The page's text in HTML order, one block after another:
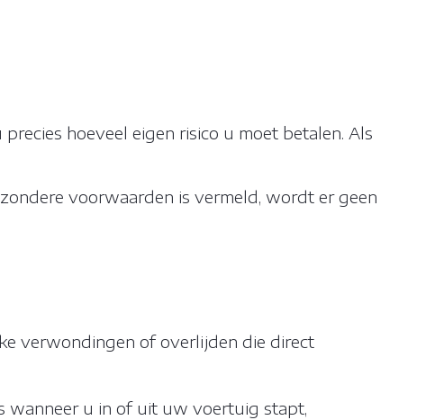
hoeveel eigen risico u moet betalen. Als
voorwaarden is vermeld, wordt er geen
verwondingen of overlijden die direct
wanneer u in of uit uw voertuig stapt,